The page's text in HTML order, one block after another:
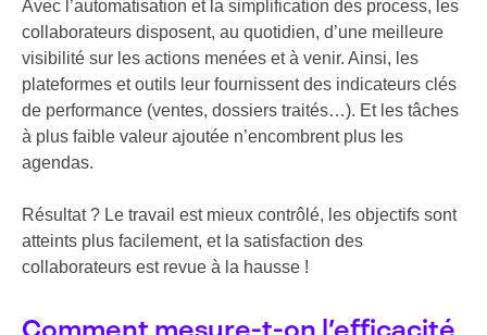
Avec l’automatisation et la simplification des process, les
collaborateurs disposent, au quotidien, d’une meilleure
visibilité sur les actions menées et à venir. Ainsi, les
plateformes et outils leur fournissent des indicateurs clés
de performance (ventes, dossiers traités…). Et les tâches
à plus faible valeur ajoutée n’encombrent plus les
agendas.
Résultat ? Le travail est mieux contrôlé, les objectifs sont
atteints plus facilement, et la satisfaction des
collaborateurs est revue à la hausse !